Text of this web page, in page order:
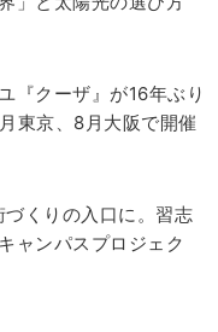
『クーザ』が16年ぶり
東京、8月大阪で開催
くりの入口に。習志
ャンパスプロジェク